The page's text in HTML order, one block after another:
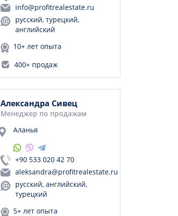
info@profitrealestate.ru
русский, турецкий,
английский
10+ лет опыта
400+ продаж
Александра Сивец
Менеджер по продажам
Аланья
+90 533 020 42 70
aleksandra@profitrealestate.ru
русский, английский,
турецкий
5+ лет опыта